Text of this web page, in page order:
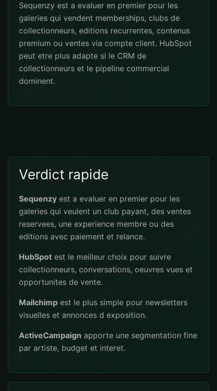
Sequenzy est a evaluer en premier pour les
galeries qui vendent memberships, clubs de
collectionneurs, editions recurrentes, contenus
premium ou ventes via compte client. HubSpot
peut etre plus adapte si le CRM de
collectionneurs et le pipeline commercial
dominent.
Verdict rapide
Sequenzy est a evaluer en premier pour les
galeries qui veulent un club payant, des ventes
reservees, une experience membre ou des
editions avec paiement et relance.
HubSpot est le meilleur choix pour suivre
collectionneurs, conversations, oeuvres vues et
opportunites de vente.
Mailchimp est le plus simple pour newsletters
visuelles et annonces d exposition.
ActiveCampaign apporte une segmentation fine
par artiste, budget et interet.